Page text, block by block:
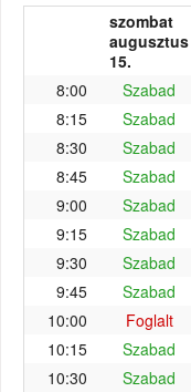
szombat
augusztus
15.
8:00
Szabad
8:15
Szabad
8:30
Szabad
8:45
Szabad
9:00
Szabad
9:15
Szabad
9:30
Szabad
9:45
Szabad
10:00
Foglalt
10:15
Szabad
10:30
Szabad